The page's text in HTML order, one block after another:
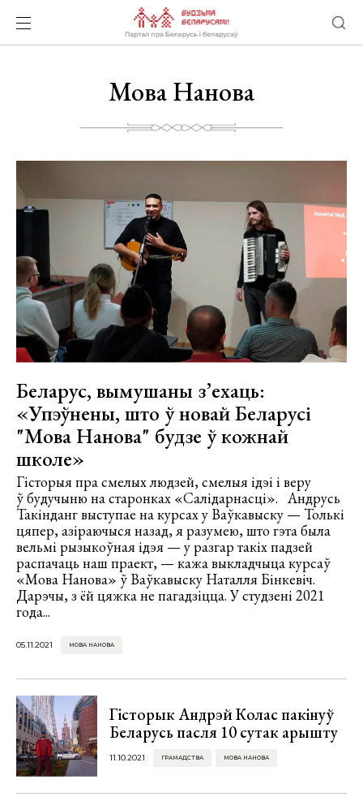
Мова Нанова
Беларус, вымушаны з’ехаць:
«Упэўнены, што ў новай Беларусі
"Мова Нанова" будзе ў кожнай
школе»
Гісторыя пра смелых людзей, смелыя ідэі і веру
ў будучыню на старонках «Салідарнасці». Андрусь
Такінданг выступае на курсах у Ваўкавыску — Толькі
цяпер, азіраючыся назад, я разумею, што гэта была
вельмі рызыкоўная ідэя — у разгар такіх падзей
распачаць наш праект, — кажа выкладчыца курсаў
«Мова Нанова» ў Ваўкавыску Наталля Бінкевіч.
Дарэчы, з ёй цяжка не пагадзіцца. У студзені 2021
года...
05.11.2021 МОВА НАНОВА
Гісторык Андрэй Колас пакінуў
Беларусь пасля 10 сутак арышту
11.10.2021 ГРАМАДСТВА МОВА НАНОВА